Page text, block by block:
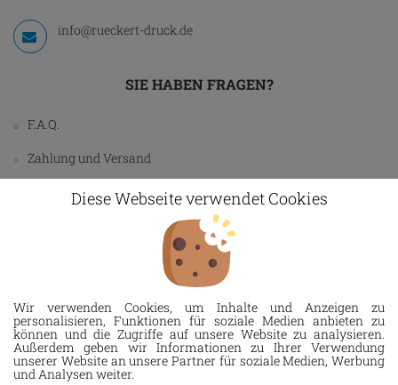
Diese Webseite verwendet Cookies
Wir verwenden Cookies, um Inhalte und Anzeigen zu
personalisieren, Funktionen für soziale Medien anbieten zu
können und die Zugriffe auf unsere Website zu analysieren.
Außerdem geben wir Informationen zu Ihrer Verwendung
unserer Website an unsere Partner für soziale Medien, Werbung
und Analysen weiter.
info@rueckert-druck.de
SIE HABEN FRAGEN?
F.A.Q.
Zahlung und Versand
Über uns
INFORMATION
Impressum
Datenschutz
AGB